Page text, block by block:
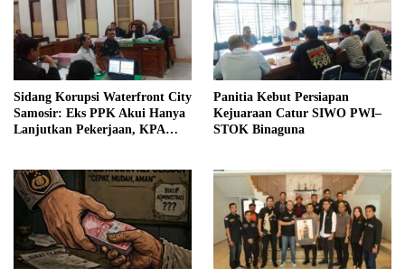
Sidang Korupsi Waterfront City
Samosir: Eks PPK Akui Hanya
Lanjutkan Pekerjaan, KPA
Panitia Kebut Persiapan
Kejuaraan Catur SIWO PWI–
STOK Binaguna